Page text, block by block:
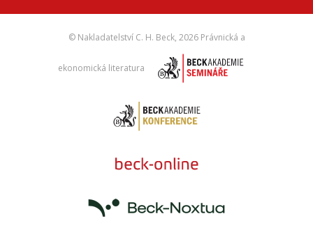
© Nakladatelství C. H. Beck, 2026 Právnická a
ekonomická literatura